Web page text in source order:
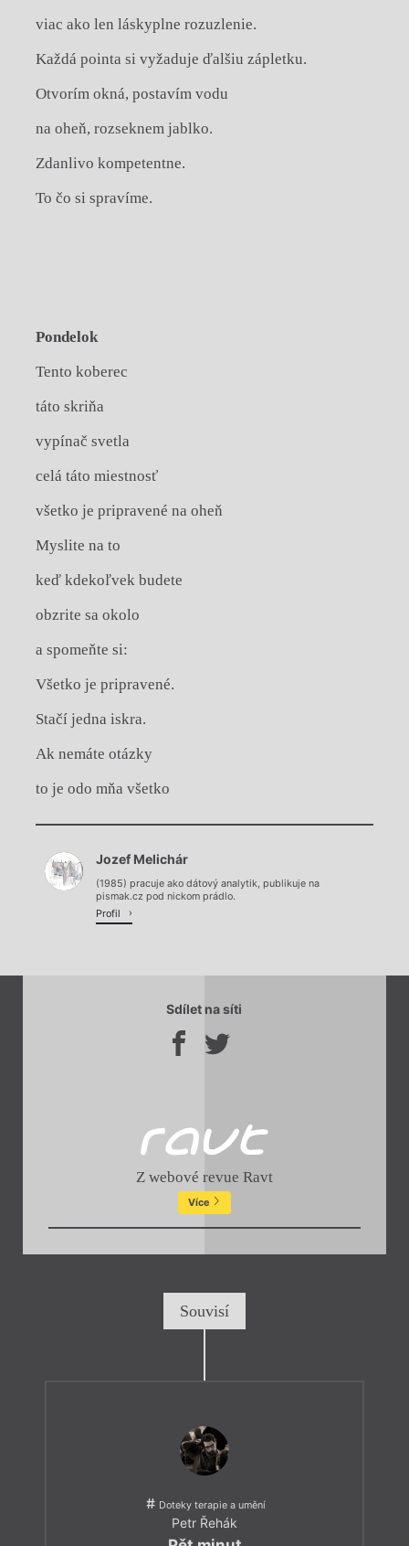
viac ako len láskyplne rozuzlenie.
Každá pointa si vyžaduje ďalšiu zápletku.
Otvorím okná, postavím vodu
na oheň, rozseknem jablko.
Zdanlivo kompetentne.
To čo si spravíme.
Pondelok
Tento koberec
táto skriňa
vypínač svetla
celá táto miestnosť
všetko je pripravené na oheň
Myslite na to
keď kdekoľvek budete
obzrite sa okolo
a spomeňte si:
Všetko je pripravené.
Stačí jedna iskra.
Ak nemáte otázky
to je odo mňa všetko
Chviličku.
Načítá se.
Jozef Melichár
(1985) pracuje ako dátový analytik, publikuje na
pismak.cz pod nickom prádlo.
Profil
Sdílet na síti
Z webové revue Ravt
Více
Souvisí
Doteky terapie a umění
Petr Řehák